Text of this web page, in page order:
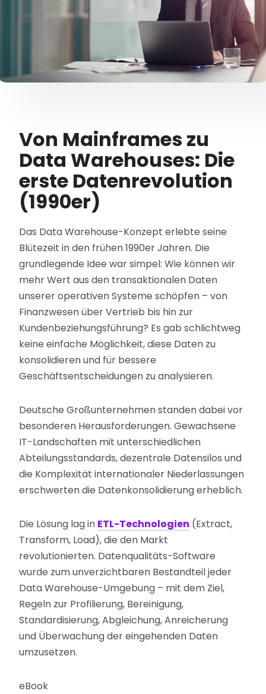
Von Mainframes zu
Data Warehouses: Die
erste Datenrevolution
(1990er)
Das Data Warehouse-Konzept erlebte seine
Blütezeit in den frühen 1990er Jahren. Die
grundlegende Idee war simpel: Wie können wir
mehr Wert aus den transaktionalen Daten
unserer operativen Systeme schöpfen – von
Finanzwesen über Vertrieb bis hin zur
Kundenbeziehungsführung? Es gab schlichtweg
keine einfache Möglichkeit, diese Daten zu
konsolidieren und für bessere
Geschäftsentscheidungen zu analysieren.
Deutsche Großunternehmen standen dabei vor
besonderen Herausforderungen. Gewachsene
IT-Landschaften mit unterschiedlichen
Abteilungsstandards, dezentrale Datensilos und
die Komplexität internationaler Niederlassungen
erschwerten die Datenkonsolidierung erheblich.
Die Lösung lag in ETL-Technologien (Extract,
Transform, Load), die den Markt
revolutionierten. Datenqualitäts-Software
wurde zum unverzichtbaren Bestandteil jeder
Data Warehouse-Umgebung – mit dem Ziel,
Regeln zur Profilierung, Bereinigung,
Standardisierung, Abgleichung, Anreicherung
und Überwachung der eingehenden Daten
umzusetzen.
eBook